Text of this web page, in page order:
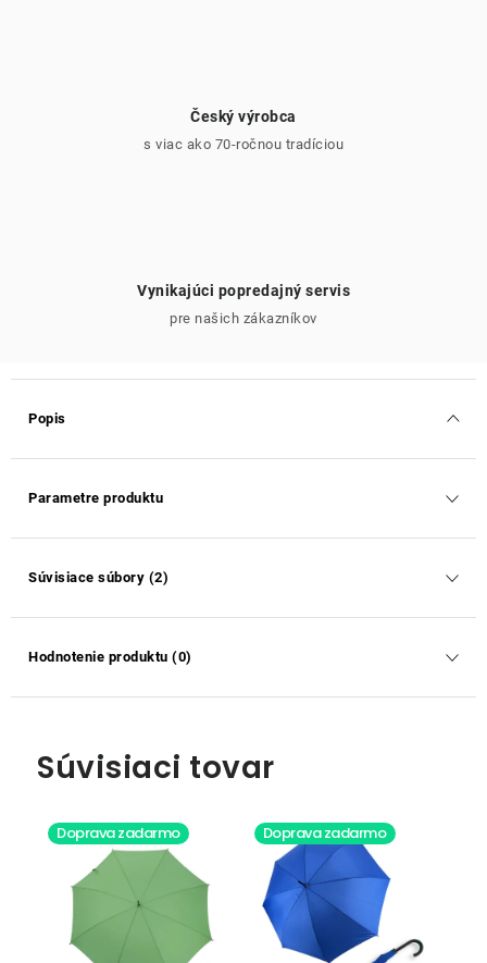
Český výrobca
s viac ako 70-ročnou tradíciou
Vynikajúci popredajný servis
pre našich zákazníkov
Popis
Parametre produktu
Súvisiace súbory (2)
Hodnotenie produktu (0)
Súvisiaci tovar
Doprava zadarmo Doprava zadarmo